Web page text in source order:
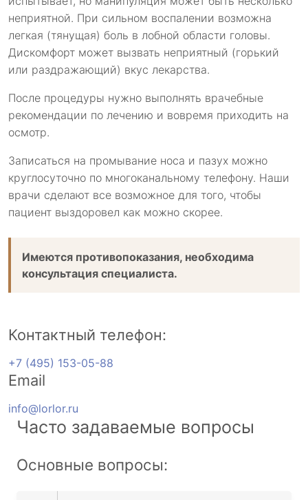
неприятной. При сильном воспалении возможна
легкая (тянущая) боль в лобной области головы.
Дискомфорт может вызвать неприятный (горький
или раздражающий) вкус лекарства.
После процедуры нужно выполнять врачебные
рекомендации по лечению и вовремя приходить на
осмотр.
Записаться на промывание носа и пазух можно
круглосуточно по многоканальному телефону. Наши
врачи сделают все возможное для того, чтобы
пациент выздоровел как можно скорее.
Имеются противопоказания, необходима
консультация специалиста.
Контактный телефон:
+7 (495) 153-05-88
Email
info@lorlor.ru
Часто задаваемые вопросы
Основные вопросы: